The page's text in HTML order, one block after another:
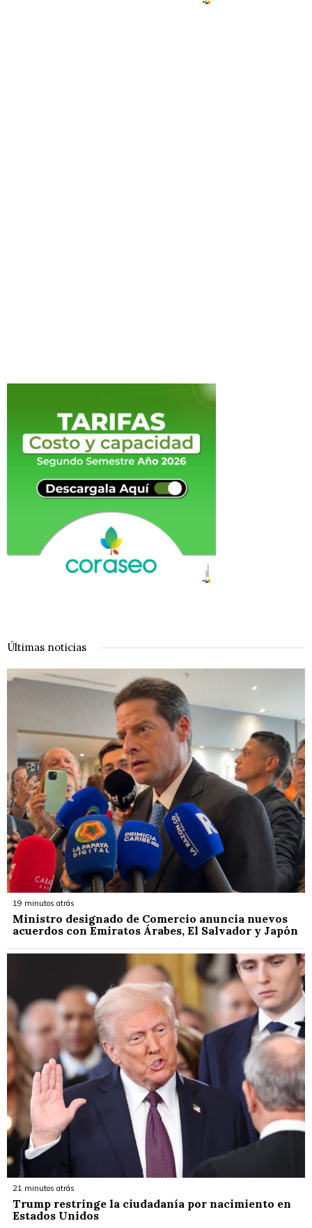
Últimas noticias
19 minutos atrás
Ministro designado de Comercio anuncia nuevos
acuerdos con Emiratos Árabes, El Salvador y Japón
21 minutos atrás
Trump restringe la ciudadanía por nacimiento en
Estados Unidos